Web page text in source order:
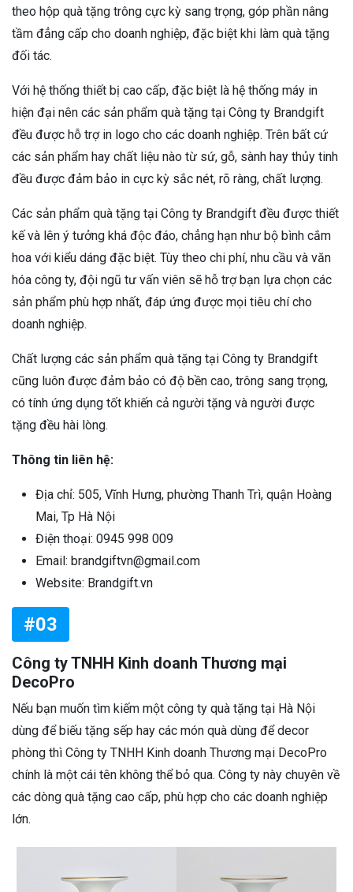
theo hộp quà tặng trông cực kỳ sang trọng, góp phần nâng
tầm đẳng cấp cho doanh nghiệp, đặc biệt khi làm quà tặng
đối tác.
Với hệ thống thiết bị cao cấp, đặc biệt là hệ thống máy in
hiện đại nên các sản phẩm quà tặng tại Công ty Brandgift
đều được hỗ trợ in logo cho các doanh nghiệp. Trên bất cứ
các sản phẩm hay chất liệu nào từ sứ, gỗ, sành hay thủy tinh
đều được đảm bảo in cực kỳ sắc nét, rõ ràng, chất lượng.
Các sản phẩm quà tặng tại Công ty Brandgift đều được thiết
kế và lên ý tưởng khá độc đáo, chẳng hạn như bộ bình cắm
hoa với kiểu dáng đặc biệt. Tùy theo chi phí, nhu cầu và văn
hóa công ty, đội ngũ tư vấn viên sẽ hỗ trợ bạn lựa chọn các
sản phẩm phù hợp nhất, đáp ứng được mọi tiêu chí cho
doanh nghiệp.
Chất lượng các sản phẩm quà tặng tại Công ty Brandgift
cũng luôn được đảm bảo có độ bền cao, trông sang trọng,
có tính ứng dụng tốt khiến cả người tặng và người được
tặng đều hài lòng.
Thông tin liên hệ:
Địa chỉ: 505, Vĩnh Hưng, phường Thanh Trì, quận Hoàng
Mai, Tp Hà Nội
Điện thoại: 0945 998 009
Email: brandgiftvn@gmail.com
Website: Brandgift.vn
#03
Công ty TNHH Kinh doanh Thương mại
DecoPro
Nếu bạn muốn tìm kiếm một công ty quà tặng tại Hà Nội
dùng để biếu tặng sếp hay các món quà dùng để decor
phòng thì Công ty TNHH Kinh doanh Thương mại DecoPro
chính là một cái tên không thể bỏ qua. Công ty này chuyên về
các dòng quà tặng cao cấp, phù hợp cho các doanh nghiệp
lớn.